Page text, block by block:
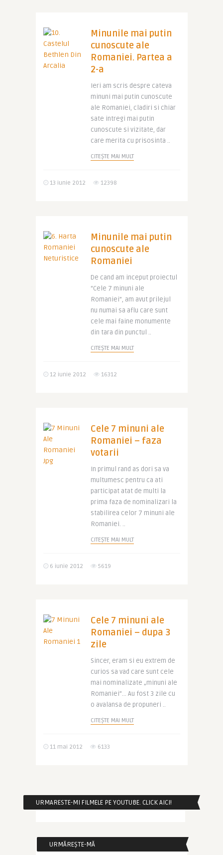
Minunile mai putin
cunoscute ale
Romaniei. Partea a
2-a
Ieri am scris despre cateva
minuni mai putin cunoscute
ale Romaniei, cladiri si chiar
sate intregi mai putin
cunoscute si vizitate, dar
care merita cu prisosinta ..
CITEȘTE MAI MULT
13 iunie 2012 12398
Minunile mai putin
cunoscute ale
Romaniei
De cand am inceput proiectul
“Cele 7 minuni ale
Romaniei”, am avut prilejul
nu numai sa aflu care sunt
cele mai faine monumente
din tara din punctul ..
CITEȘTE MAI MULT
12 iunie 2012 16312
Cele 7 minuni ale
Romaniei – faza
votarii
In primul rand as dori sa va
multumesc pentru ca ati
participat atat de multi la
prima faza de nominalizari la
stabilirea celor 7 minuni ale
Romaniei. ..
CITEȘTE MAI MULT
6 iunie 2012 5619
Cele 7 minuni ale
Romaniei – dupa 3
zile
Sincer, eram si eu extrem de
curios sa vad care sunt cele
mai nominalizate „minuni ale
Romaniei”… Au fost 3 zile cu
o avalansa de propuneri ..
CITEȘTE MAI MULT
11 mai 2012 6133
URMARESTE-MI FILMELE PE YOUTUBE. CLICK AICI!
URMĂREȘTE-MĂ